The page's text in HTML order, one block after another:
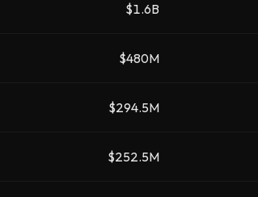
$1.6B
$480M
$294.5M
$252.5M